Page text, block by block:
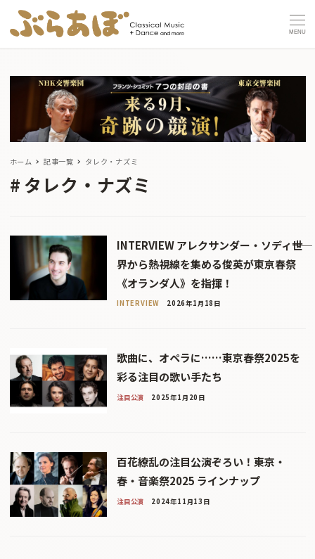
MENU
ホーム 記事一覧 タレク・ナズミ
タレク・ナズミ
INTERVIEW アレクサンダー・ソディ――世
界から熱視線を集める俊英が東京春祭
《オランダ人》を指揮！
INTERVIEW 2026年1月18日
歌曲に、オペラに……東京春祭2025を
彩る注目の歌い手たち
注目公演 2025年1月20日
百花繚乱の注目公演ぞろい！――東京・
春・音楽祭2025 ラインナップ
注目公演 2024年11月13日